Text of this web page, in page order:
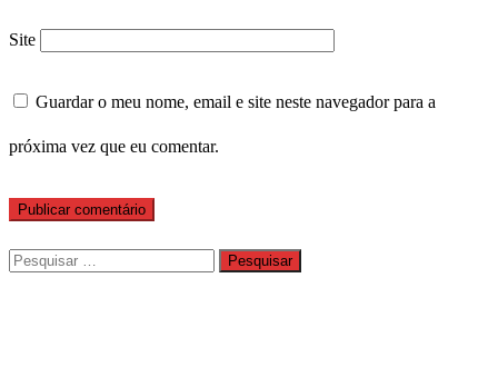
Site
Guardar o meu nome, email e site neste navegador para a
próxima vez que eu comentar.
Pesquisar
por: